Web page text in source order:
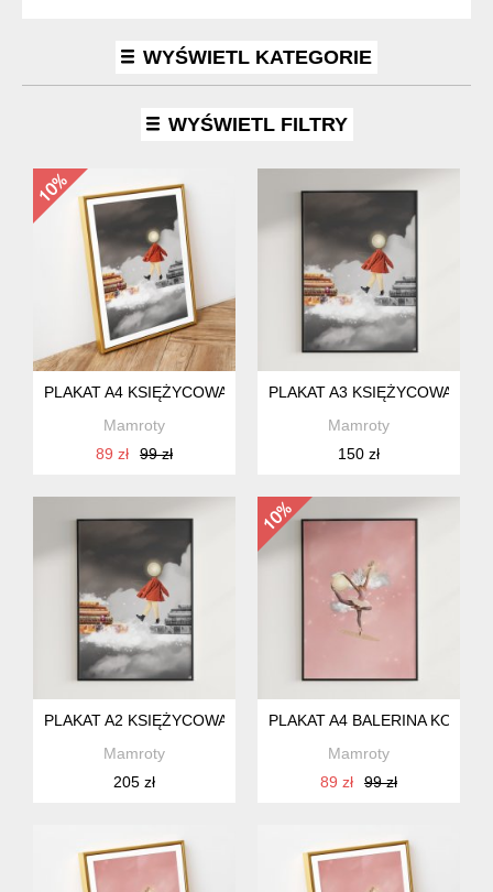
WYŚWIETL KATEGORIE
WYŚWIETL FILTRY
PLAKAT A4 KSIĘŻYCOWA KSIĄŻKARA
Mamroty
89 zł
99 zł
PLAKAT A3 KSIĘŻYCOWA
Mamroty
150 zł
PLAKAT A2 KSIĘŻYCOWA KSIĄŻKARA
Mamroty
205 zł
PLAKAT A4 BALERINA KOLAŻ
Mamroty
89 zł
99 zł